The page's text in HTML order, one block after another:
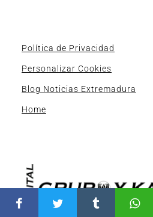
Política de Privacidad
Personalizar Cookies
Blog Noticias Extremadura
Home